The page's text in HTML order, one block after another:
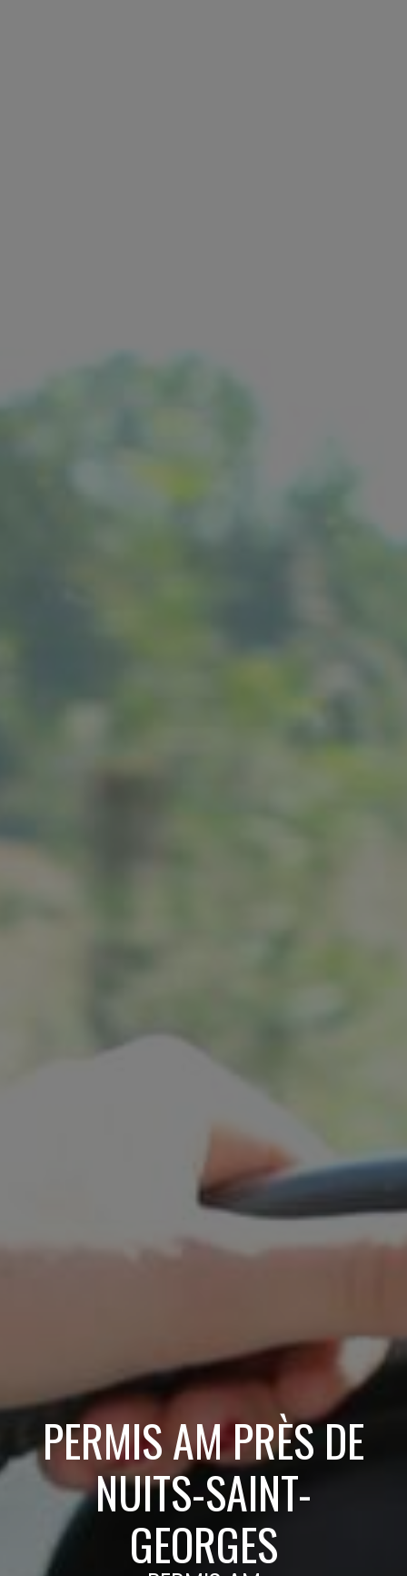
PERMIS AM PRÈS DE
NUITS-SAINT-
GEORGES